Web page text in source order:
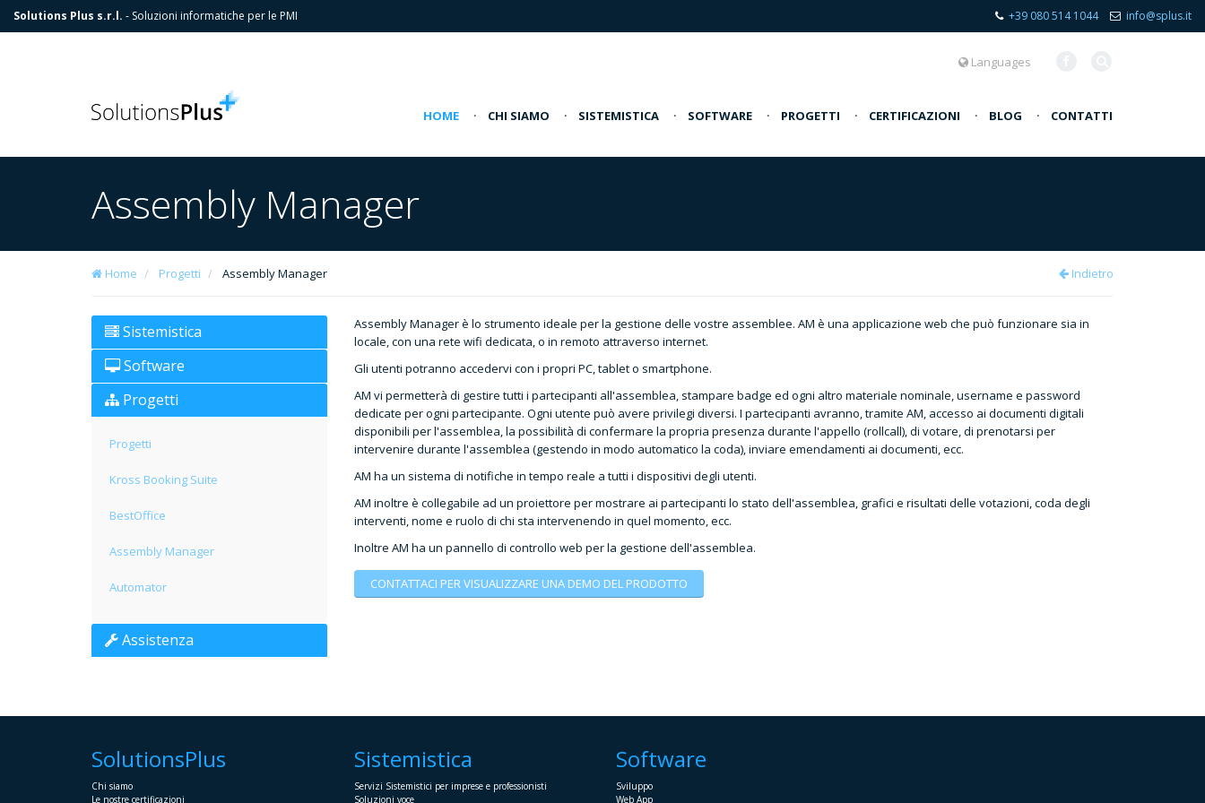
Solutions Plus s.r.l. - Soluzioni informatiche per le PMI +39 080 514 1044 info@splus.it
Languages
HOME · CHI SIAMO · SISTEMISTICA · SOFTWARE · PROGETTI · CERTIFICAZIONI · BLOG · CONTATTI
Assembly Manager
Home Progetti Assembly Manager Indietro
Sistemistica
Software
Progetti
Progetti
Kross Booking Suite
BestOffice
Assembly Manager
Automator
Assistenza
Assembly Manager è lo strumento ideale per la gestione delle vostre assemblee. AM è una applicazione web che può funzionare sia in
locale, con una rete wifi dedicata, o in remoto attraverso internet.
Gli utenti potranno accedervi con i propri PC, tablet o smartphone.
AM vi permetterà di gestire tutti i partecipanti all'assemblea, stampare badge ed ogni altro materiale nominale, username e password
dedicate per ogni partecipante. Ogni utente può avere privilegi diversi. I partecipanti avranno, tramite AM, accesso ai documenti digitali
disponibili per l'assemblea, la possibilità di confermare la propria presenza durante l'appello (rollcall), di votare, di prenotarsi per
intervenire durante l'assemblea (gestendo in modo automatico la coda), inviare emendamenti ai documenti, ecc.
AM ha un sistema di notifiche in tempo reale a tutti i dispositivi degli utenti.
AM inoltre è collegabile ad un proiettore per mostrare ai partecipanti lo stato dell'assemblea, grafici e risultati delle votazioni, coda degli
interventi, nome e ruolo di chi sta intervenendo in quel momento, ecc.
Inoltre AM ha un pannello di controllo web per la gestione dell'assemblea.
CONTATTACI PER VISUALIZZARE UNA DEMO DEL PRODOTTO
SolutionsPlus
Chi siamo
Le nostre certificazioni
Sistemistica
Servizi Sistemistici per imprese e professionisti
Soluzioni voce
Software
Sviluppo
Web App